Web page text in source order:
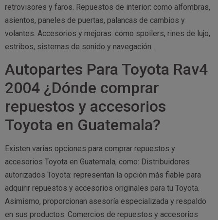
retrovisores y faros. Repuestos de interior: como alfombras,
asientos, paneles de puertas, palancas de cambios y
volantes. Accesorios y mejoras: como spoilers, rines de lujo,
estribos, sistemas de sonido y navegación.
Autopartes Para Toyota Rav4
2004 ¿Dónde comprar
repuestos y accesorios
Toyota en Guatemala?
Existen varias opciones para comprar repuestos y
accesorios Toyota en Guatemala, como: Distribuidores
autorizados Toyota: representan la opción más fiable para
adquirir repuestos y accesorios originales para tu Toyota.
Asimismo, proporcionan asesoría especializada y respaldo
en sus productos. Comercios de repuestos y accesorios